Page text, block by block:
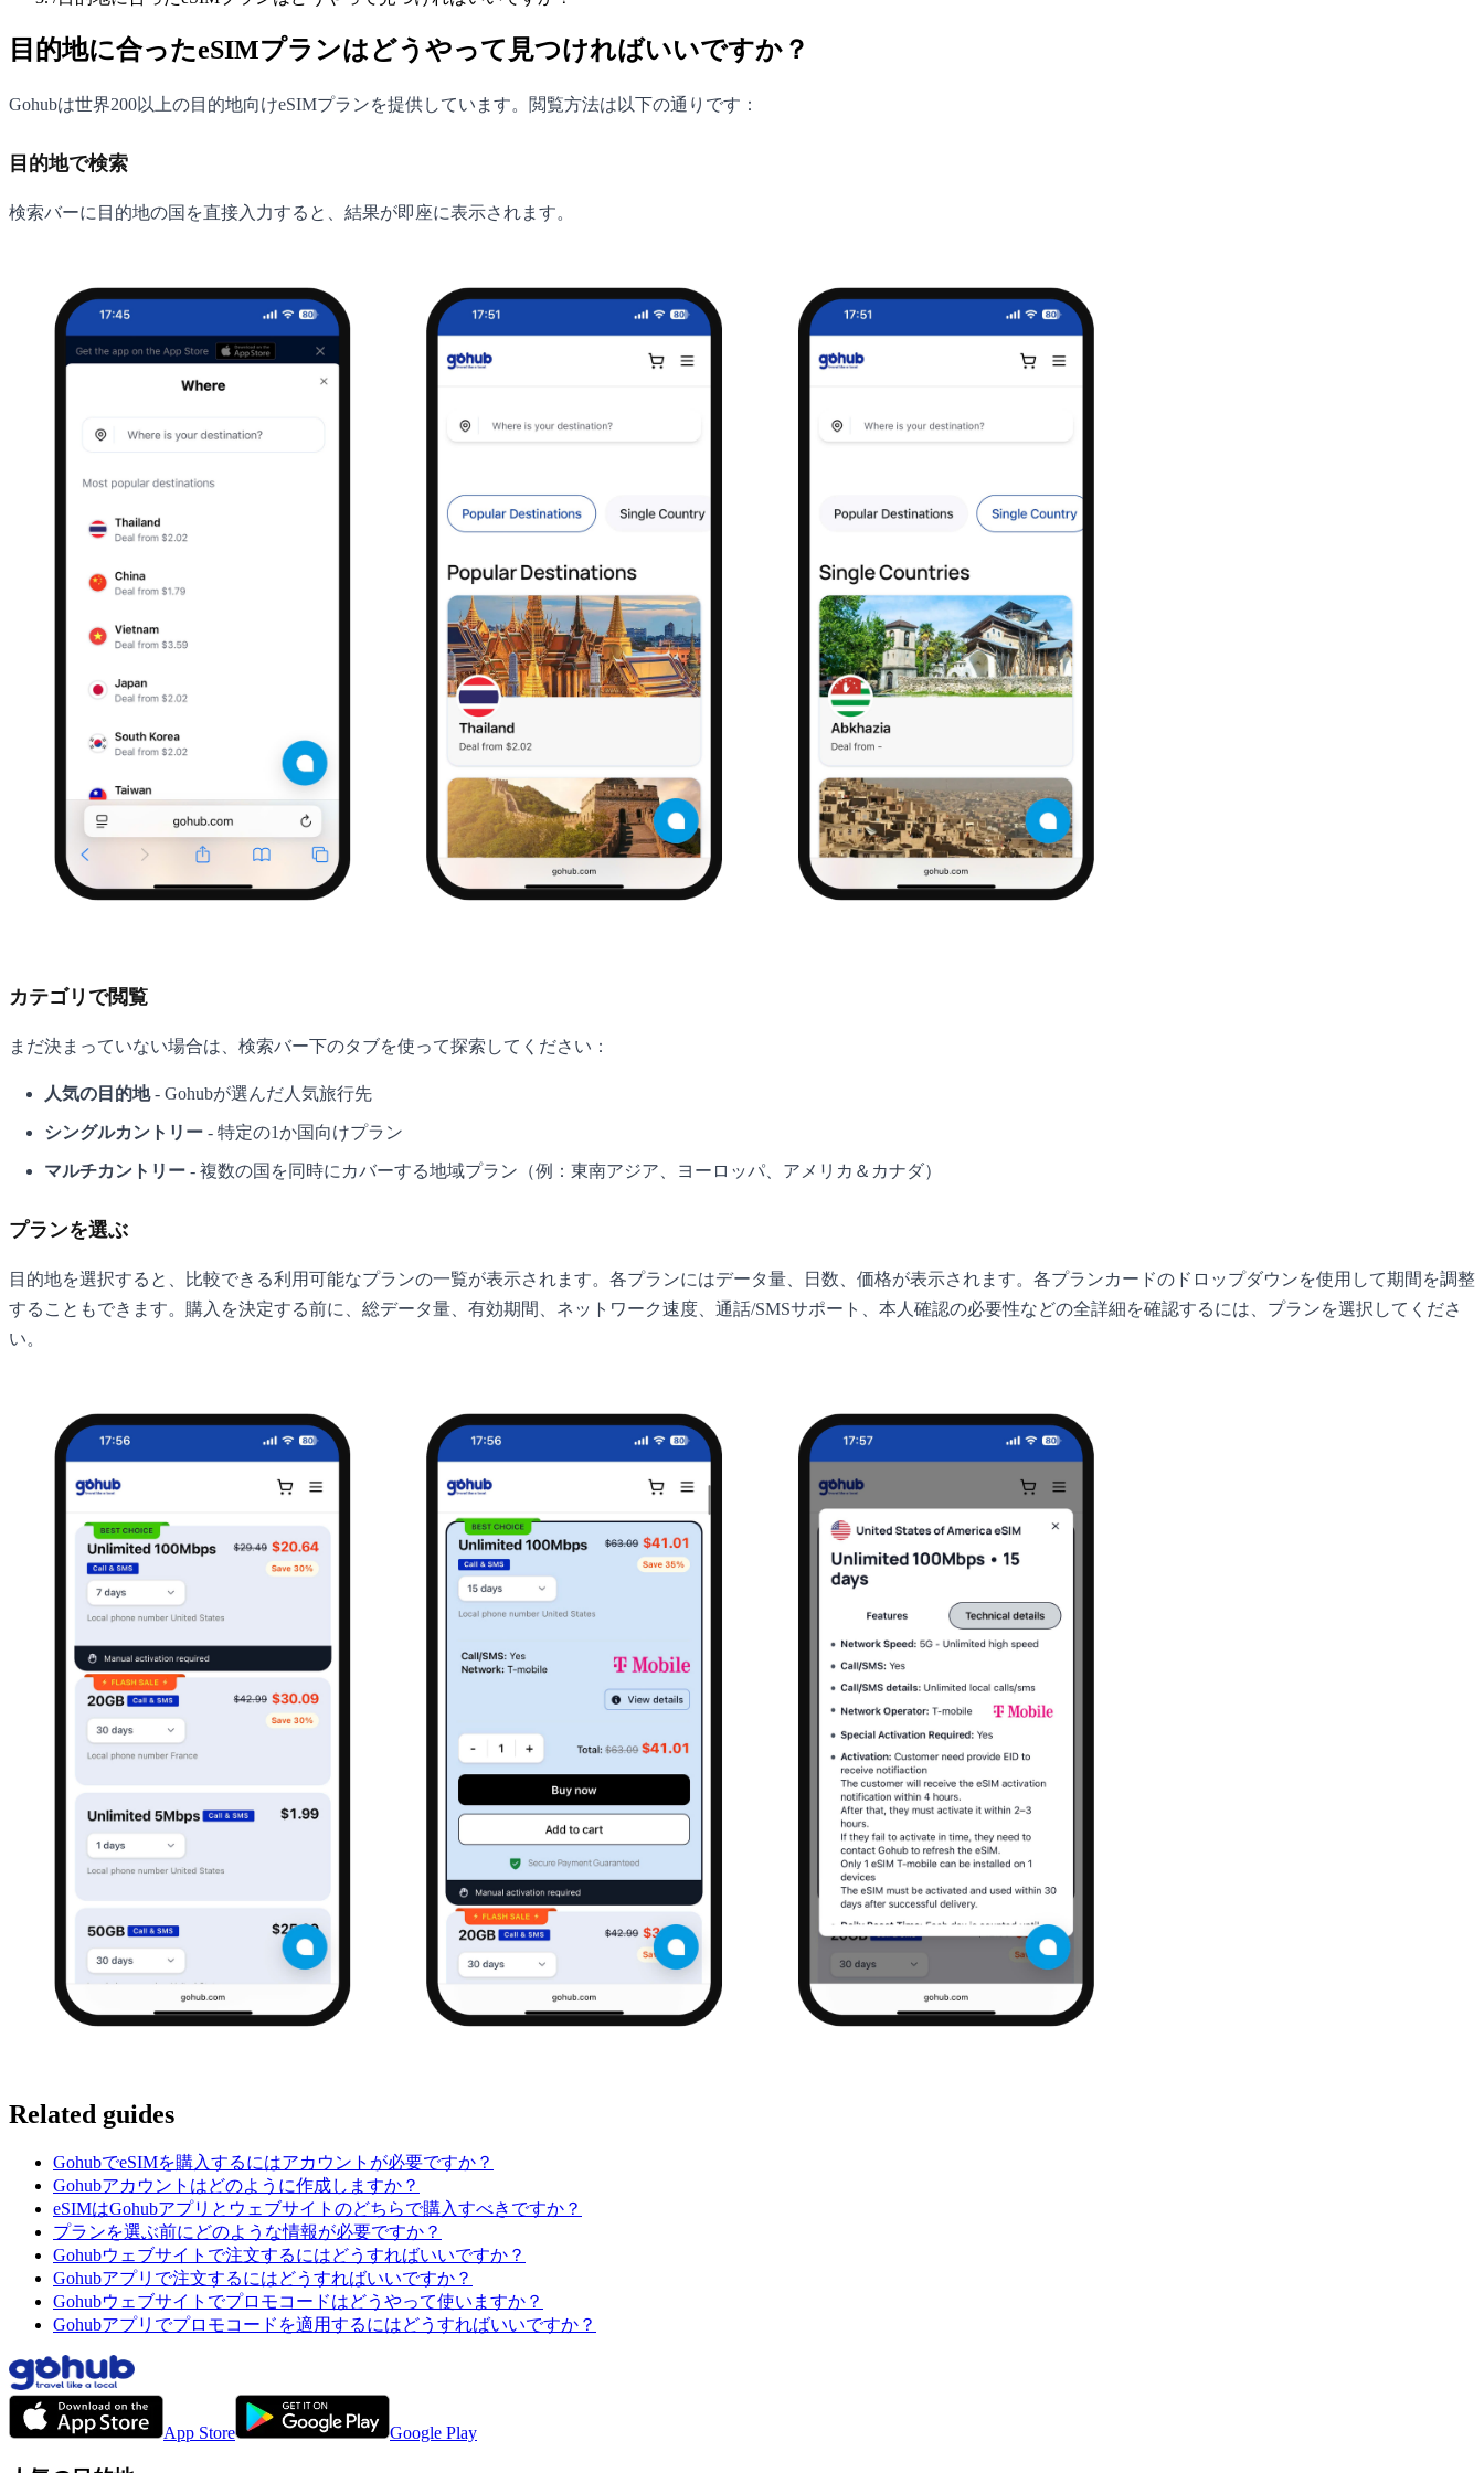
目的地に合ったeSIMプランはどうやって見つければいいですか？
Gohubは世界200以上の目的地向けeSIMプランを提供しています。閲覧方法は以下の通りです：
目的地で検索
検索バーに目的地の国を直接入力すると、結果が即座に表示されます。
カテゴリで閲覧
まだ決まっていない場合は、検索バー下のタブを使って探索してください：
人気の目的地- Gohubが選んだ人気旅行先
シングルカントリー - 特定の1か国向けプラン
マルチカントリー - 複数の国を同時にカバーする地域プラン（例：東南アジア、ヨーロッパ、アメリカ＆カナダ）
プランを選ぶ
目的地を選択すると、比較できる利用可能なプランの一覧が表示されます。各プランにはデータ量、日数、価格が表示されます。各プランカードのドロップダウンを使用して期間を調整
することもできます。購入を決定する前に、総データ量、有効期間、ネットワーク速度、通話/SMSサポート、本人確認の必要性などの全詳細を確認するには、プランを選択してくださ
い。
Related guides
GohubでeSIMを購入するにはアカウントが必要ですか？
Gohubアカウントはどのように作成しますか？
eSIMはGohubアプリとウェブサイトのどちらで購入すべきですか？
プランを選ぶ前にどのような情報が必要ですか？
Gohubウェブサイトで注文するにはどうすればいいですか？
Gohubアプリで注文するにはどうすればいいですか？
Gohubウェブサイトでプロモコードはどうやって使いますか？
Gohubアプリでプロモコードを適用するにはどうすればいいですか？
App Store Google Play